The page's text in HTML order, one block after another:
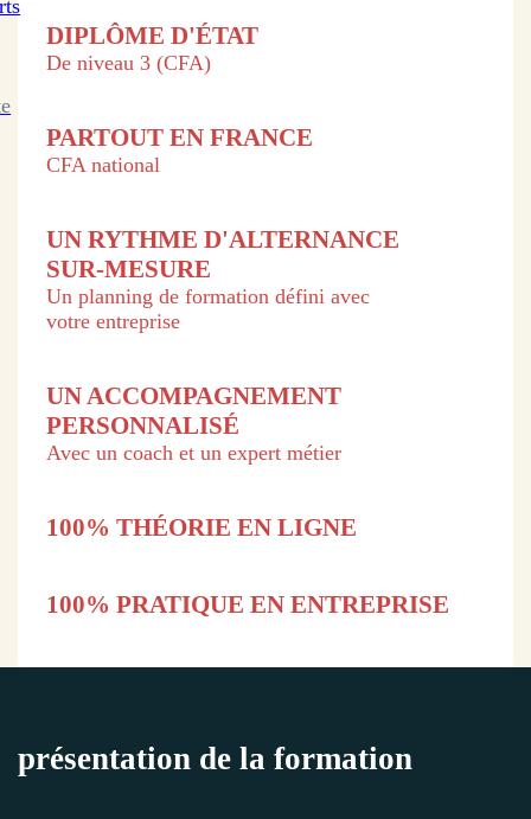
DIPLÔME D'ÉTAT
De niveau 3 (CFA)
PARTOUT EN FRANCE
CFA national
UN RYTHME D'ALTERNANCE
SUR-MESURE
Un planning de formation défini avec
votre entreprise
UN ACCOMPAGNEMENT
PERSONNALISÉ
Avec un coach et un expert métier
100% THÉORIE EN LIGNE
100% PRATIQUE EN ENTREPRISE
présentation de la formation